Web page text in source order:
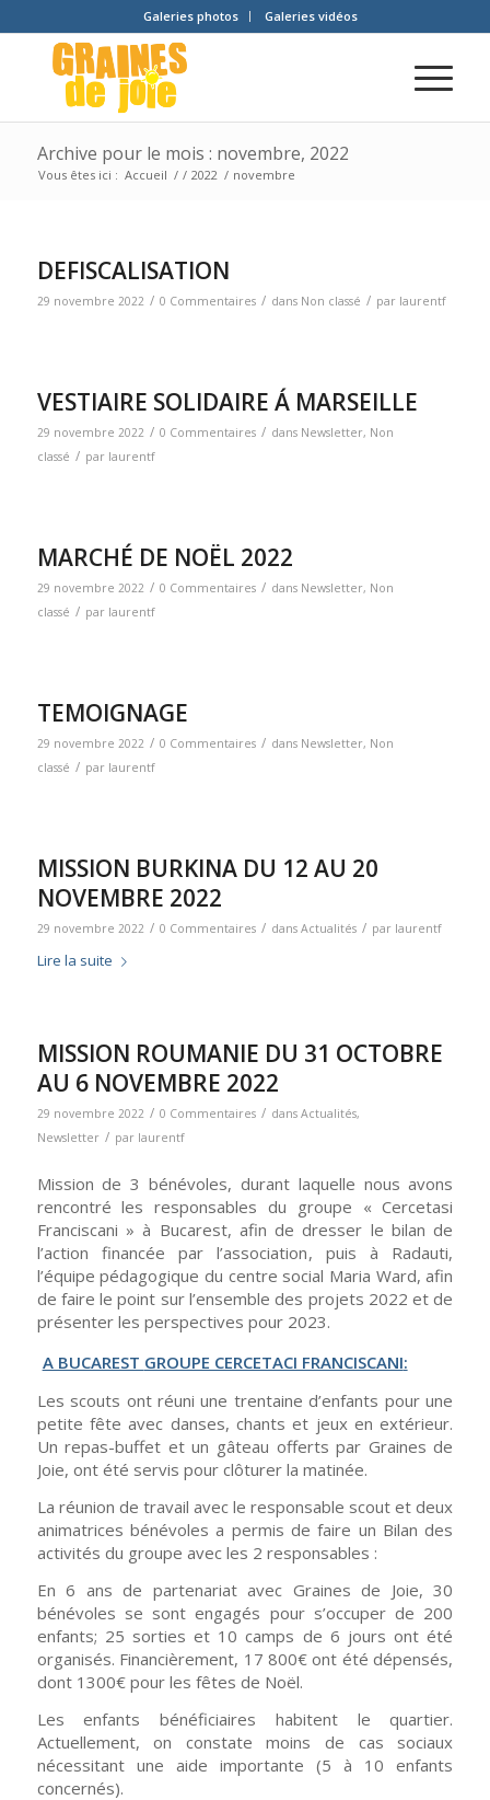
Galeries photos Galeries vidéos
Archive pour le mois : novembre, 2022
Vous êtes ici : Accueil / / 2022 / novembre
DEFISCALISATION
29 novembre 2022 / 0 Commentaires / dans Non classé / par laurentf
VESTIAIRE SOLIDAIRE Á MARSEILLE
29 novembre 2022 / 0 Commentaires / dans Newsletter, Non
classé / par laurentf
MARCHÉ DE NOËL 2022
29 novembre 2022 / 0 Commentaires / dans Newsletter, Non
classé / par laurentf
TEMOIGNAGE
29 novembre 2022 / 0 Commentaires / dans Newsletter, Non
classé / par laurentf
MISSION BURKINA DU 12 AU 20
NOVEMBRE 2022
29 novembre 2022 / 0 Commentaires / dans Actualités / par laurentf
Lire la suite
MISSION ROUMANIE DU 31 OCTOBRE
AU 6 NOVEMBRE 2022
29 novembre 2022 / 0 Commentaires / dans Actualités,
Newsletter / par laurentf
Mission de3 bénévoles, durant laquelle nous avons
rencontréles responsables du groupe « Cercetasi
Franciscani »à Bucarest, afin de dresser le bilan de
l’action financée par l’association, puis à Radauti,
l’équipe pédagogique du centre social Maria Ward, afin
de faire le point sur l’ensemble des projets 2022 et de
présenter les perspectives pour 2023.
A BUCAREST GROUPE CERCETACI FRANCISCANI:
Les scouts ont réuni une trentaine d’enfants pour une
petite fête avec danses, chants et jeux en extérieur.
Un repas-buffet et un gâteau offerts par Graines de
Joie, ont été servis pour clôturer la matinée.
La réunion de travail avec le responsable scout et deux
animatrices bénévoles a permis de faire un Bilan des
activités du groupe avec les 2 responsables :
En 6 ans de partenariat avec Graines de Joie, 30
bénévoles se sont engagés pour s’occuper de 200
enfants; 25 sorties et 10 camps de 6 jours ont été
organisés. Financièrement, 17 800€ ont été dépensés,
dont 1300€ pour les fêtes de Noël.
Les enfants bénéficiaires habitent le quartier.
Actuellement, on constate moins de cas sociaux
nécessitant une aide importante (5 à 10 enfants
concernés).